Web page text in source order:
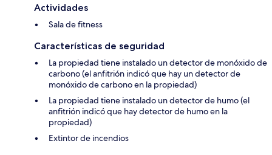
Actividades
Sala de fitness
Características de seguridad
La propiedad tiene instalado un detector de monóxido de
carbono (el anfitrión indicó que hay un detector de
monóxido de carbono en la propiedad)
La propiedad tiene instalado un detector de humo (el
anfitrión indicó que hay detector de humo en la
propiedad)
Extintor de incendios